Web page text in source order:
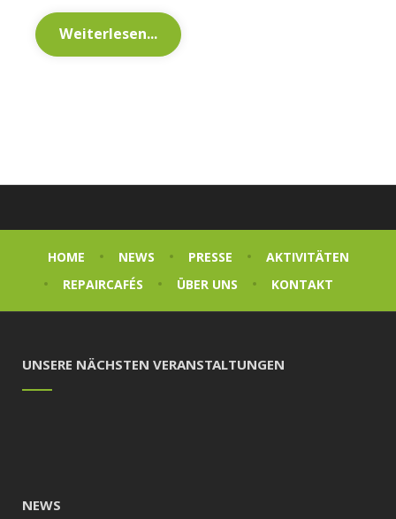
Weiterlesen...
HOME NEWS PRESSE
AKTIVITÄTEN
REPAIRCAFÉS
ÜBER UNS KONTAKT
UNSERE NÄCHSTEN VERANSTALTUNGEN
NEWS